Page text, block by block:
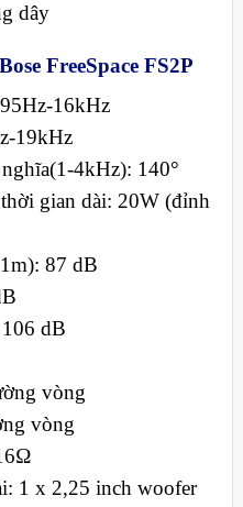
dây
FreeSpace FS2P
16kHz
19kHz
4kHz): 140°
gian dài: 20W (đỉnh
87 dB
dB
vòng
vòng
1 x 2,25 inch woofer